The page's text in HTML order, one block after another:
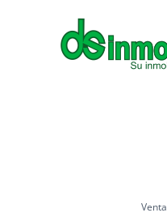
contenido
Venta